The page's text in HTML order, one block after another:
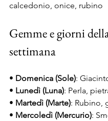
calcedonio, onice, rubino
Gemme e giorni
settimana
• Domenica (Sole):
• Lunedì (Luna): Perla,
• Martedì (Marte): Rubino,
• Mercoledì (Mercurio):